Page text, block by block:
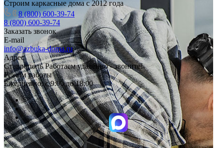
Строим каркасные дома с 2012 года
8 (800) 600-39-74
8 (800) 600-39-74
Заказать звонок
E-mail
info@azbuka-doma.ru
Адрес
Ставрополь Работаем удаленно - звоните!
Режим работы
Ежедневно: с 9:00 до 18:00